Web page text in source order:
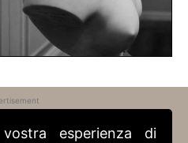
esperienza di